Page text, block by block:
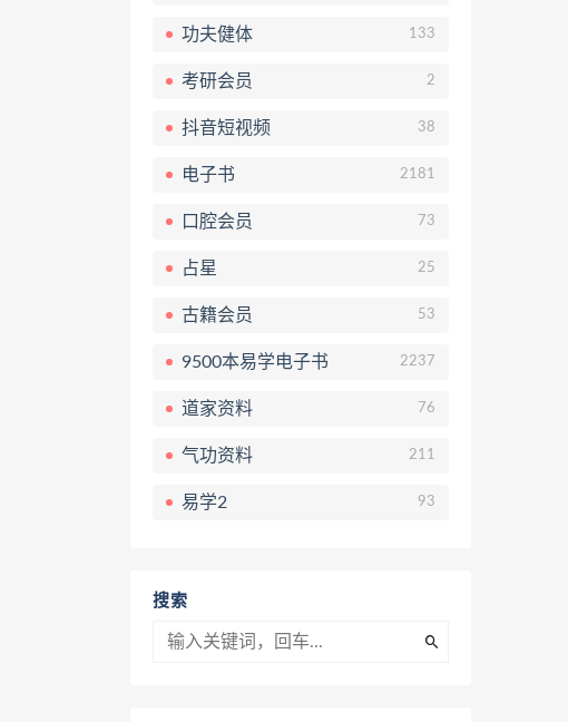
功夫健体 133
考研会员 2
抖音短视频 38
电子书 2181
口腔会员 73
占星 25
古籍会员 53
9500本易学电子书 2237
道家资料 76
气功资料 211
易学2 93
搜索